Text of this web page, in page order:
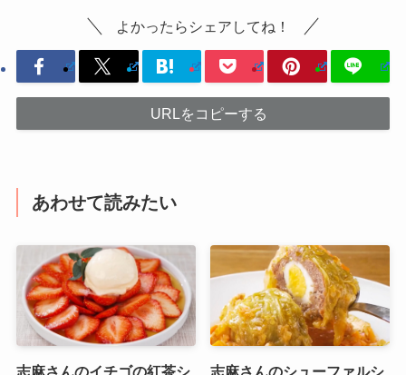
よかったらシェアしてね！
URLをコピーする
あわせて読みたい
志麻さんのイチゴの紅茶シ
志麻さんのシューファルシ